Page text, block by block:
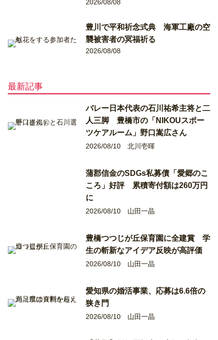
2026/08/08
豊川で平和祈念式典 海軍工廠の空
襲被害者の冥福祈る
2026/08/08
最新記事
バレー日本代表の石川祐希主将と二
人三脚 豊橋市の「NIKOUスポー
ツケアルーム」野口嵩広さん
2026/08/10 北川壱暉
蒲郡信金のSDGs私募債「愛郷のこ
ころ」好評 累積寄付額は260万円
に
2026/08/10 山田一晶
豊橋つつじが丘保育園に全建賞 学
生の斬新なアイデア反映が高評価
2026/08/10 山田一晶
愛知県の婚活事業、応募は6.6倍の
狭き門
2026/08/10 山田一晶